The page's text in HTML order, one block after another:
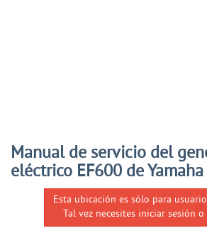
Manual de servicio del
eléctrico EF600 de
Esta ubicación es sólo para
Tal vez necesites iniciar sesión